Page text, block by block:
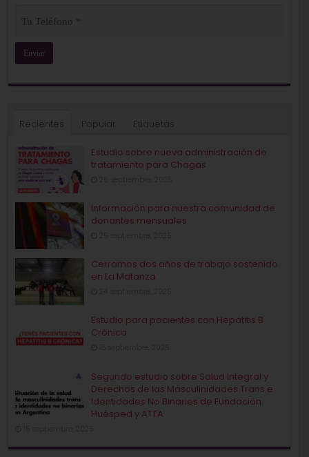
Teléfono
Recientes Popular Etiquetas
Estudio sobre nueva administración de
tratamiento para Chagas
Información para nuestra comunidad de
donantes mensuales
Cerramos dos años de trabajo sostenido
en La Matanza
Estudio para pacientes con Hepatitis B
Crónica
Segundo estudio sobre Salud Integral y
Derechos de las Masculinidades Trans e
Identidades No Binaries de Fundación
Huésped y ATTA